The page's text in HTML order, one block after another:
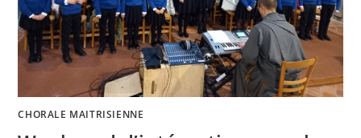
CHORALE MAITRISIENNE